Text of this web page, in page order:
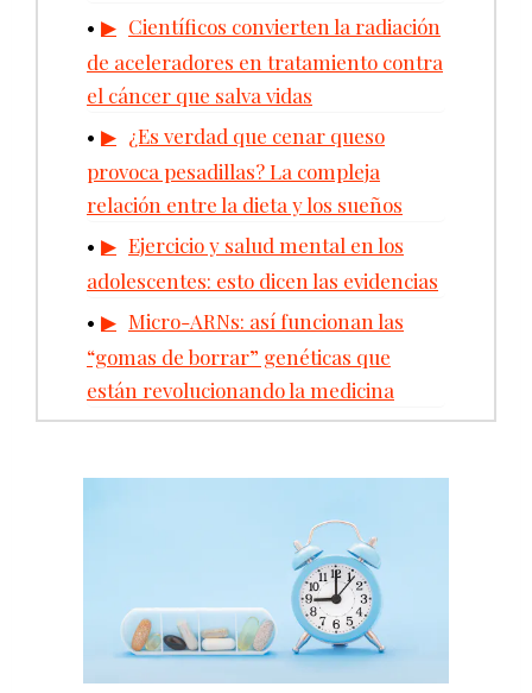
Científicos convierten la radiación
de aceleradores en tratamiento contra
el cáncer que salva vidas
¿Es verdad que cenar queso
provoca pesadillas? La compleja
relación entre la dieta y los sueños
Ejercicio y salud mental en los
adolescentes: esto dicen las evidencias
Micro-ARNs: así funcionan las
“gomas de borrar” genéticas que
están revolucionando la medicina